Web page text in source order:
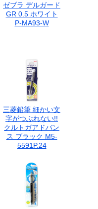
ゼブラ デルガード
GR 0.5 ホワイト
P-MA93-W
三菱鉛筆 細かい文
字がつぶれない!!
クルトガアドバン
ス ブラック M5-
5591P.24